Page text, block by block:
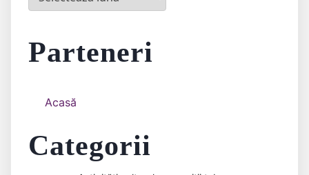
Parteneri
Acasă
Categorii